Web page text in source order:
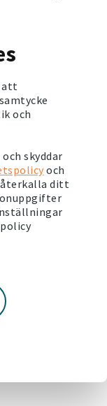
att
och
skyddar
och
återkalla ditt
i
med